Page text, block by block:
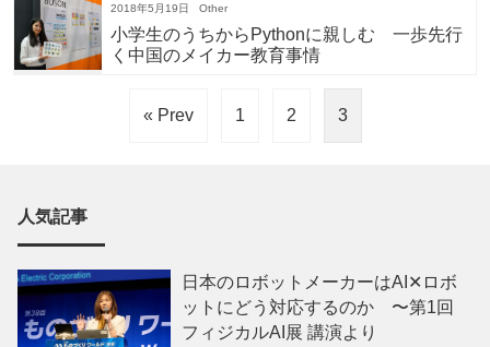
2018年5月19日 Other
小学生のうちからPythonに親しむ 一歩先行
く中国のメイカー教育事情
« Prev 1 2 3
人気記事
日本のロボットメーカーはAI✕ロボ
ットにどう対応するのか 〜第1回
フィジカルAI展 講演より